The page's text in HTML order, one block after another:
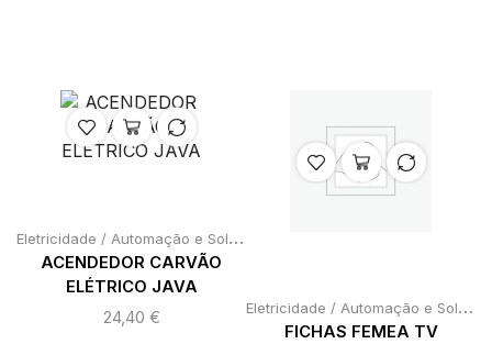
E
letricidade / Automação e Soldadura
ACENDEDOR CARVÃO
ELÉTRICO JAVA
24,40 € E
letricidade / Automação e Soldadura
FICHAS FEMEA TV